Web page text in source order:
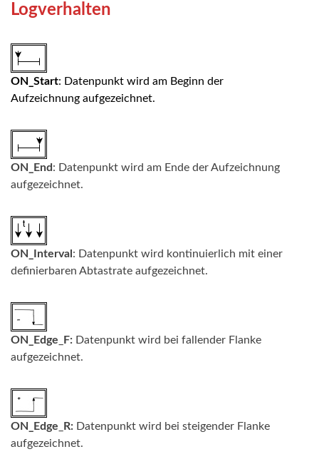
Logverhalten
ON_Start: Datenpunkt wird am Beginn der
Aufzeichnung aufgezeichnet.
ON_End: Datenpunkt wird am Ende der Aufzeichnung
aufgezeichnet.
ON_Interval: Datenpunkt wird kontinuierlich mit einer
definierbaren Abtastrate aufgezeichnet.
ON_Edge F: Datenpunkt wird bei fallender Flanke
aufgezeichnet.
ON_Edge R: Datenpunkt wird bei steigender Flanke
aufgezeichnet.